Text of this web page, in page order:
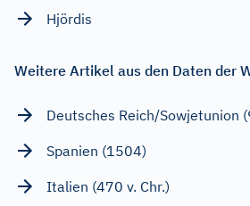
Hjördis
Weitere Artikel aus den Daten der
Deutsches Reich/Sowjetunion
Spanien (1504)
Italien (470 v. Chr.)